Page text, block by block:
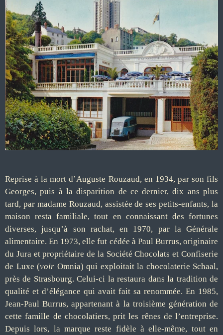
Reprise à la mort d’Auguste Rouzaud, en 1934, par son fils
Georges, puis à la disparition de ce dernier, dix ans plus
tard, par madame Rouzaud, assistée de ses petits-enfants, la
maison resta familiale, tout en connaissant des fortunes
diverses, jusqu’à son rachat, en 1970, par la Générale
alimentaire. En 1973, elle fut cédée à Paul Burrus, originaire
du Jura et propriétaire de la Société Chocolats et Confiserie
de Luxe (voir Omnia) qui exploitait la chocolaterie Schaal,
près de Strasbourg. Celui-ci la restaura dans la tradition de
qualité et d’élégance qui avait fait sa renommée. En 1985,
Jean-Paul Burrus, appartenant à la troisième génération de
cette famille de chocolatiers, prit les rênes de l’entreprise.
Depuis lors, la marque reste fidèle à elle-même, tout en